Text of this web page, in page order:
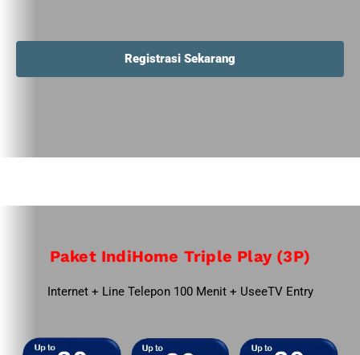
Registrasi Sekarang
Paket IndiHome Triple Play (3P)
Internet + Line Telepon 100 Menit + UseeTV Entry